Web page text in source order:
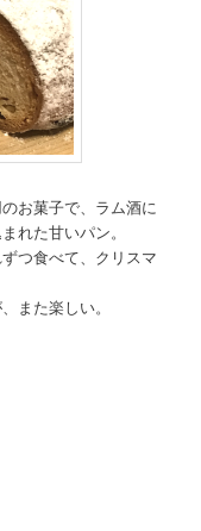
お菓子で、ラム酒に
れた甘いパン。
つ食べて、クリスマ
また楽しい。